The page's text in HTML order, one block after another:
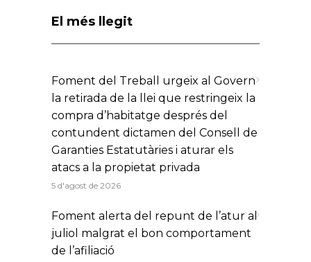
El més llegit
Foment del Treball urgeix al Govern
la retirada de la llei que restringeix la
compra d’habitatge després del
contundent dictamen del Consell de
Garanties Estatutàries i aturar els
atacs a la propietat privada
5 d'agost de 2026
Foment alerta del repunt de l’atur al
juliol malgrat el bon comportament
de l’afiliació